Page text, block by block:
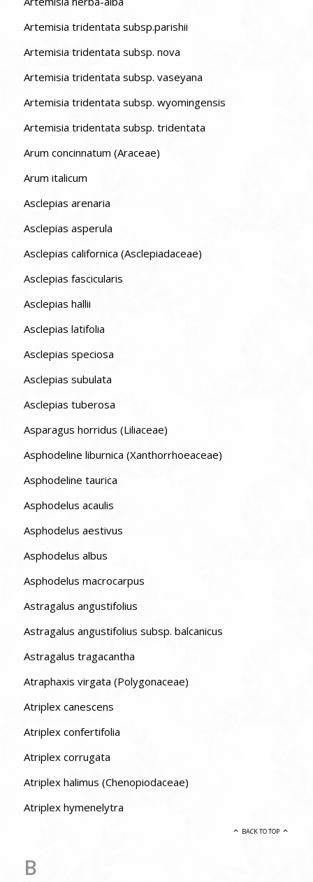
Artemisia tridentata subsp.parishii
Artemisia tridentata subsp. nova
Artemisia tridentata subsp. vaseyana
Artemisia tridentata subsp. wyomingensis
Artemisia tridentata subsp. tridentata
Arum concinnatum (Araceae)
Arum italicum
Asclepias arenaria
Asclepias asperula
Asclepias californica (Asclepiadaceae)
Asclepias fascicularis
Asclepias hallii
Asclepias latifolia
Asclepias speciosa
Asclepias subulata
Asclepias tuberosa
Asparagus horridus (Liliaceae)
Asphodeline liburnica (Xanthorrhoeaceae)
Asphodeline taurica
Asphodelus acaulis
Asphodelus aestivus
Asphodelus albus
Asphodelus macrocarpus
Astragalus angustifolius
Astragalus angustifolius subsp. balcanicus
Astragalus tragacantha
Atraphaxis virgata (Polygonaceae)
Atriplex canescens
Atriplex confertifolia
Atriplex corrugata
Atriplex halimus (Chenopiodaceae)
Atriplex hymenelytra
BACK TO TOP
B